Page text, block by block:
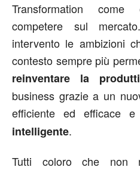
Transformation
competere sul
intervento le ambizioni
contesto sempre più
reinventare la
business grazie a un
efficiente ed efficace e
intelligente.
Tutti coloro che non